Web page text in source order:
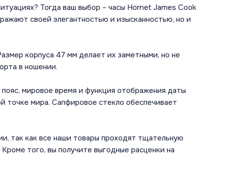
Тогда ваш выбор – часы Hornet James Cook
своей элегантностью и изысканностью, но и
корпуса 47 мм делает их заметными, но не
в ношении.
мировое время и функция отображения даты
мира. Сапфировое стекло обеспечивает
так как все наши товары проходят тщательную
того, вы получите выгодные расценки на